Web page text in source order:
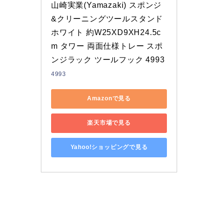
山崎実業(Yamazaki) スポンジ
&クリーニングツールスタンド
ホワイト 約W25XD9XH24.5c
m タワー 両面仕様トレー スポ
ンジラック ツールフック 4993
4993
Amazonで見る
楽天市場で見る
Yahoo!ショッピングで見る